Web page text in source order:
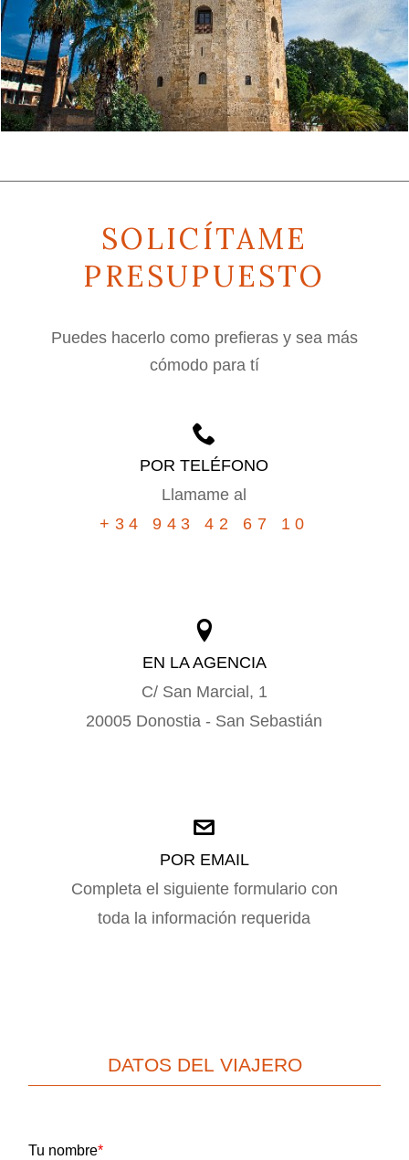
SOLICÍTAME
PRESUPUESTO
Puedes hacerlo como prefieras y sea más
cómodo para tí
POR TELÉFONO
Llamame al
+34 943 42 67 10
EN LA AGENCIA
C/ San Marcial, 1
20005 Donostia - San Sebastián
POR EMAIL
Completa el siguiente formulario con
toda la información requerida
DATOS DEL VIAJERO
Tu nombre